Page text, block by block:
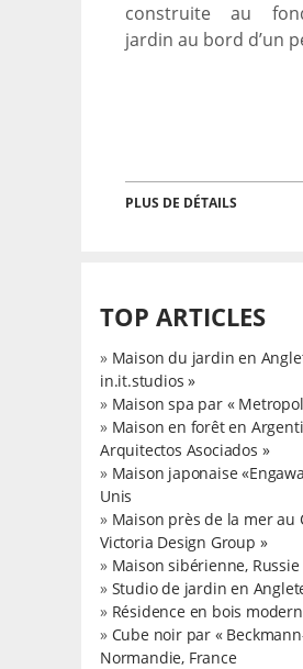
construite au
jardin au bord d’un
PLUS DE DÉTAILS
TOP ARTICLES
» Maison du jardin en
in.it.studios »
» Maison spa par «
» Maison en forêt en
Arquitectos Asociados »
» Maison japonaise
Unis
» Maison près de la mer au
Victoria Design Group »
» Maison sibérienne, Russie
» Studio de jardin en
» Résidence en bois
» Cube noir par «
Normandie, France